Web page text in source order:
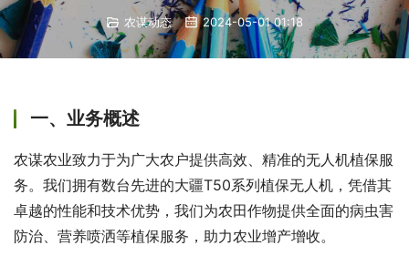
农谋动态 2024-05-01 01:18
一、业务概述
农谋农业致力于为广大农户提供高效、精准的无人机植保服
务。我们拥有数台先进的大疆T50系列植保无人机，凭借其
卓越的性能和技术优势，我们为农田作物提供全面的病虫害
防治、营养喷洒等植保服务，助力农业增产增收。